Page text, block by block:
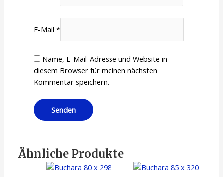
E-Mail*
Name, E-Mail-Adresse und Website in
diesem Browser für meinen nächsten
Kommentar speichern.
Ähnliche Produkte